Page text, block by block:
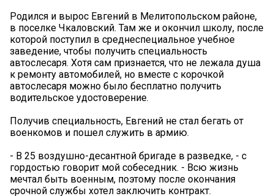
Родился и вырос Евгений в Мелитопольском районе,
в поселке Чкаловский. Там же и окончил школу, после
которой поступил в среднеспециальное учебное
заведение, чтобы получить специальность
автослесаря. Хотя сам признается, что не лежала душа
к ремонту автомобилей, но вместе с корочкой
автослесаря можно было бесплатно получить
водительское удостоверение.
Получив специальность, Евгений не стал бегать от
военкомов и пошел служить в армию.
- В 25 воздушно-десантной бригаде в разведке, - с
гордостью говорит мой собеседник. - Всю жизнь
мечтал быть военным, поэтому после окончания
срочной службы хотел заключить контракт.